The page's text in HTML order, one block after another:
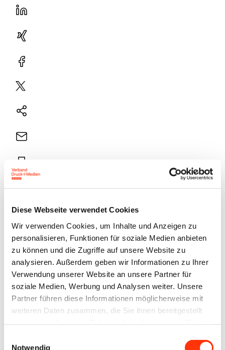
Diese Webseite verwendet Cookies
Wir verwenden Cookies, um Inhalte und Anzeigen zu
personalisieren, Funktionen für soziale Medien anbieten
zu können und die Zugriffe auf unsere Website zu
analysieren. Außerdem geben wir Informationen zu Ihrer
Verwendung unserer Website an unsere Partner für
soziale Medien, Werbung und Analysen weiter. Unsere
Partner führen diese Informationen möglicherweise mit
weiteren Daten zusammen, die Sie ihnen bereitgestellt
Notwendig
LinekdIn
Xing
Facebook
Plattform
Natives
E-
Drucker
In der Broschüre „Mach Dein Leben BUNT!“ werden
die Ausbildungsberufe Medientechnologe/-in Druck,
Medientechnologe/-in Siebdruck,
Medientechnologe/-in Druckverarbeitung
und Mediengestalter/-in Digital und Print vorgestellt.
Eine Auszubildende oder ein Auszubildender
präsentieren den Beruf mit einem Zitat. Neben einer
kurzen Darstellung der Ausbildungsinhalte werden